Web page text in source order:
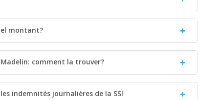
montant?
comment la trouver?
indemnités journalières de la SSI